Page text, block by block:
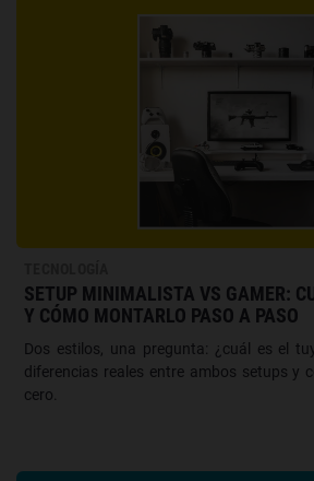
SETUP MINIMALISTA VS GAMER:
Y CÓMO MONTARLO PASO A PASO
Dos estilos, una pregunta: ¿cuál es el
diferencias reales entre ambos setups y
cero.